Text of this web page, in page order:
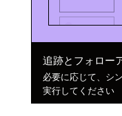
追跡とフォロー
必要に応じて、シ
実行してください